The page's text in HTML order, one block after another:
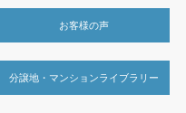
お客様の声
分譲地・マンションライブラリー